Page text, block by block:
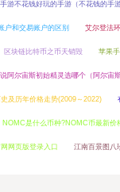
游不花钱好玩的手游（不花钱的手
户和交易账户的区别 艾尔登法
区块链比特币之币天销毁 苹果
阿尔宙斯初始精灵选哪个（阿尔宙斯
及历年价格走势(2009～2022)
NOMC是什么币种?NOMC币最新价
网页版登录入口 江南百景图八